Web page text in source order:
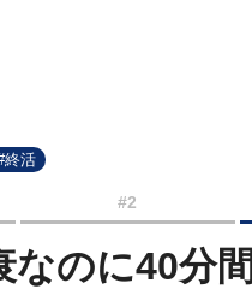
終活
#2
なのに40分